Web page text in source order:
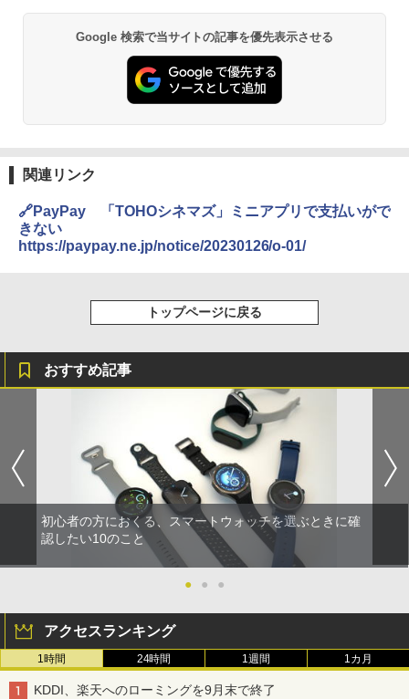
Google 検索で当サイトの記事を優先表示させる
関連リンク
🔗PayPay 「TOHOシネマズ」ミニアプリで支払いがで
きない
https://paypay.ne.jp/notice/20230126/o-01/
トップページに戻る
おすすめ記事
初心者の方におくる、スマートウォッチを選ぶときに確
認したい10のこと
● ● ●
アクセスランキング
1時間 24時間 1週間 1カ月
KDDI、楽天へのローミングを9月末で終了